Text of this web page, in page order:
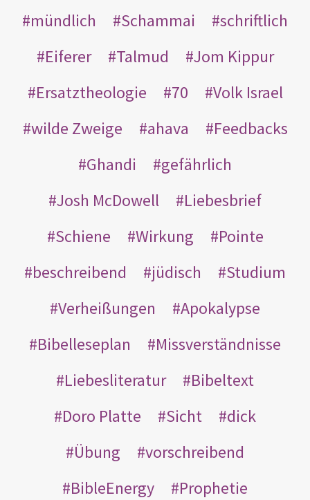
mündlich Schammai
schriftlich
Eiferer
Talmud
Jom Kippur
Ersatztheologie
70
Volk Israel
wilde Zweige
ahava
Feedbacks
Ghandi
gefährlich
Josh McDowell
Liebesbrief
Schiene
Wirkung
Pointe
beschreibend
jüdisch
Studium
Verheißungen
Apokalypse
Bibelleseplan
Missverständnisse
Liebesliteratur
Bibeltext
Doro Platte
Sicht
dick
Übung
vorschreibend
BibleEnergy
Prophetie